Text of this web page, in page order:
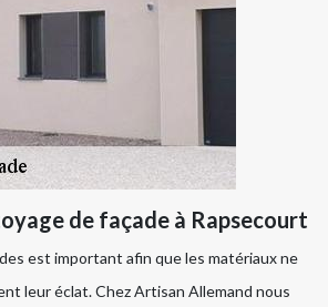
de façade à Rapsecourt
est important afin que les matériaux ne
leur éclat. Chez Artisan Allemand nous